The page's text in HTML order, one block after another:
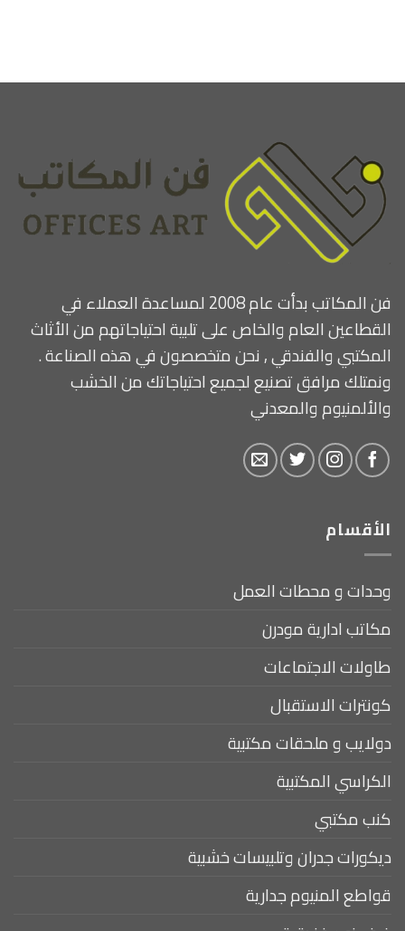
فن المكاتب بدأت عام 2008 لمساعدة العملاء في
القطاعين العام والخاص على تلبية احتياجاتهم من الأثاث
المكتبي والفندقي , نحن متخصصون في هذه الصناعة .
ونمتلك مرافق تصنيع لجميع احتياجاتك من الخشب
والألمنيوم والمعدني
الأقسام
وحدات و محطات العمل
مكاتب ادارية مودرن
طاولات الاجتماعات
كونترات الاستقبال
دولايب و ملحقات مكتبية
الكراسي المكتبية
كنب مكتبي
ديكورات جدران وتلبيسات خشبية
قواطع المنيوم جدارية